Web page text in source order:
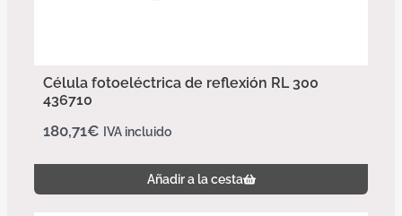
Célula fotoeléctrica de reflexión RL 300
436710
180,71€ IVA incluido
Añadir a la cesta